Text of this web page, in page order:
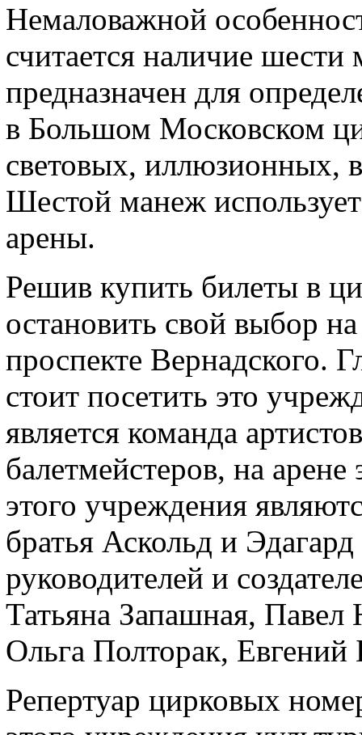
Немаловажной
считается наличие
предназначен для
в Большом Московском
световых, иллюзионных,
Шестой манеж
арены.
Решив купить билеты в
остановить свой выбор
проспекте Вернадского.
стоит посетить это
является команда
балетмейстеров, на
этого учреждения
братья Аскольд и
руководителей и
Татьяна Запашная,
Ольга Полторак,
Репертуар цирковых